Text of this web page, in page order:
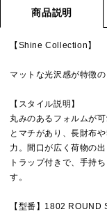
商品説明
【Shine Collection】
マットな光沢感が特徴
【スタイル説明】
丸みのあるフォルムが
とマチがあり、長財布
力。間口が広く荷物の
トラップ付きで、手持
す。
【型番】1802 ROUND